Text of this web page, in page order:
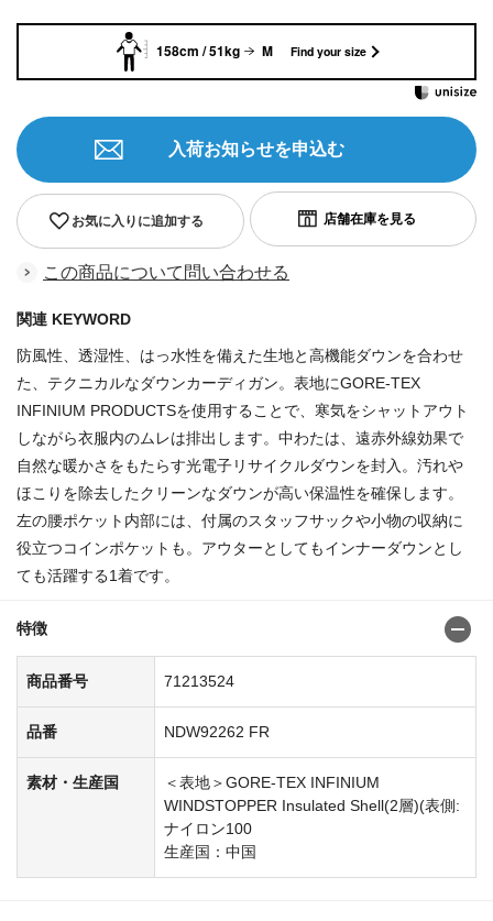
お気に入りに追加する
入荷お知らせを申込む
この商品について問い合わせる
関連 KEYWORD
防風性、透湿性、はっ水性を備えた生地と高機能ダウンを合わせ
た、テクニカルなダウンカーディガン。表地にGORE-TEX
INFINIUM PRODUCTSを使用することで、寒気をシャットアウト
しながら衣服内のムレは排出します。中わたは、遠赤外線効果で
自然な暖かさをもたらす光電子リサイクルダウンを封入。汚れや
ほこりを除去したクリーンなダウンが高い保温性を確保します。
左の腰ポケット内部には、付属のスタッフサックや小物の収納に
役立つコインポケットも。アウターとしてもインナーダウンとし
ても活躍する1着です。
特徴
商品番号 71213524
品番 NDW92262 FR
素材・生産国
＜表地＞GORE-TEX INFINIUM
WINDSTOPPER Insulated Shell(2層)(表側:
ナイロン100
生産国：中国
158cm / 51kg M Find your size